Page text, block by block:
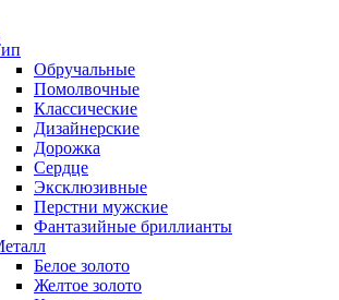
Обручальные
Помолвочные
Классические
Дизайнерские
Дорожка
Сердце
Эксклюзивные
Перстни мужские
Фантазийные бриллианты
Белое золото
Желтое золото